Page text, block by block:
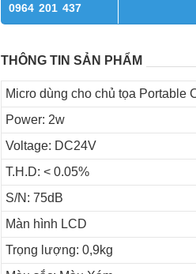
0964 201 437
THÔNG TIN SẢN PHẨM
Micro dùng cho chủ tọa Portable
Power: 2w
Voltage: DC24V
T.H.D: < 0.05%
S/N: 75dB
Màn hình LCD
Trọng lượng: 0,9kg